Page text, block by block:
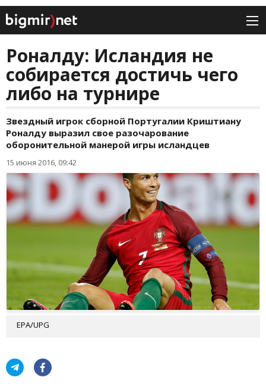
Роналду: Исландия не
собирается достичь чего
либо на турнире
Звездный игрок сборной Португалии Криштиану
Роналду выразил свое разочарование
оборонительной манерой игры исландцев
15 июня 2016, 09:42
EPA/UPG